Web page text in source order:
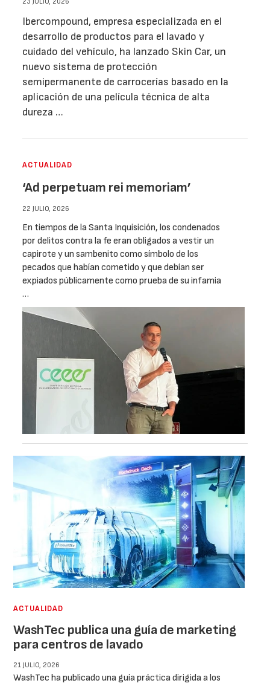
Ibercompound, empresa especializada en el
desarrollo de productos para el lavado y
cuidado del vehículo, ha lanzado Skin Car, un
nuevo sistema de protección
semipermanente de carrocerías basado en la
aplicación de una película técnica de alta
dureza …
ACTUALIDAD
‘Ad perpetuam rei memoriam’
22 JULIO, 2026
En tiempos de la Santa Inquisición, los condenados
por delitos contra la fe eran obligados a vestir un
capirote y un sambenito como símbolo de los
pecados que habían cometido y que debían ser
expiados públicamente como prueba de su infamia
…
ACTUALIDAD
WashTec publica una guía de marketing
para centros de lavado
21 JULIO, 2026
WashTec ha publicado una guía práctica dirigida a los